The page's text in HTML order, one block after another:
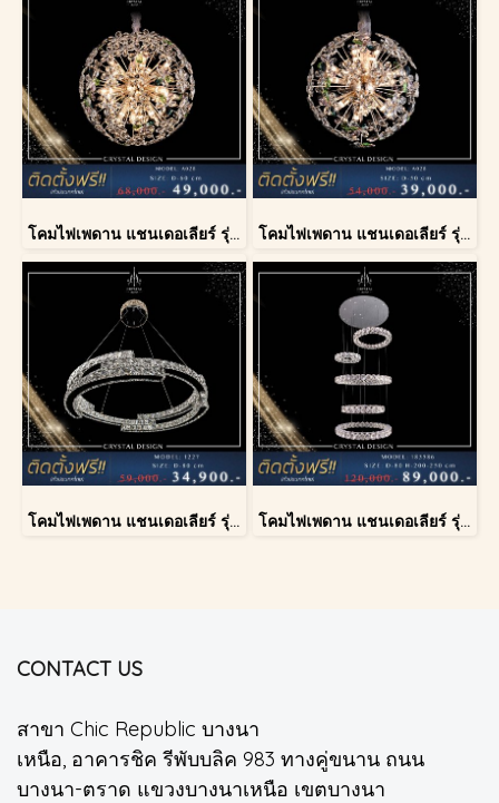
โคมไฟเพดาน แชนเดอเลียร์ รุ่น A028-D60 โคมไฟเพดาน แชนเดอเลียร์ รุ่น A028-D40
โคมไฟเพดาน แชนเดอเลียร์ รุ่น 1227 โคมไฟเพดาน แชนเดอเลียร์ รุ่น 183586
CONTACT US
สาขา Chic Republic บางนา
เหนือ, อาคารชิค รีพับบลิค 983 ทางคู่ขนาน ถนน
บางนา-ตราด แขวงบางนาเหนือ เขตบางนา